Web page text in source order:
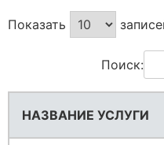
Показать
Поиск:
НАЗВАНИЕ УСЛУГИ